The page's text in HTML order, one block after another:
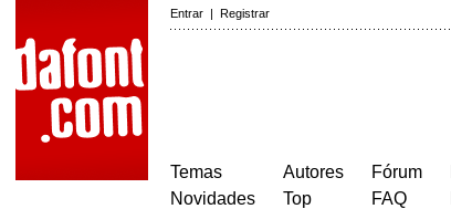
Entrar | Registrar
Temas
Novidades
Autores
Top
Fórum
FAQ